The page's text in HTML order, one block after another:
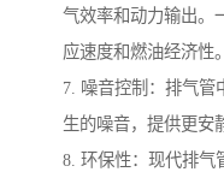
气效率和动力输出。
应速度和燃油经济性。
7. 噪音控制：排气管
生的噪音，提供更安
8. 环保性：现代排气